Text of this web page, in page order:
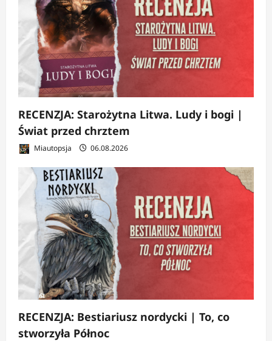
RECENZJA: Starożytna Litwa. Ludy i bogi |
Świat przed chrztem
Miautopsja 06.08.2026
RECENZJA: Bestiariusz nordycki | To, co
stworzyła Północ